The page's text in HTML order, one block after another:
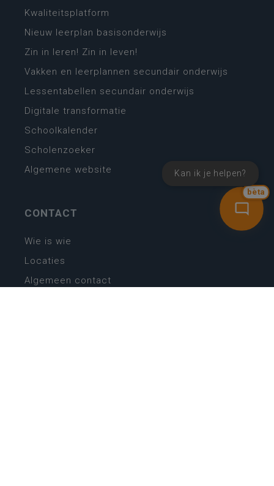
bèta
Kan ik je helpen?
Kwaliteitsplatform
Nieuw leerplan basisonderwijs
Zin in leren! Zin in leven!
Vakken en leerplannen secundair onderwijs
Lessentabellen secundair onderwijs
Digitale transformatie
Schoolkalender
Scholenzoeker
Algemene website
CONTACT
Wie is wie
Locaties
Algemeen contact